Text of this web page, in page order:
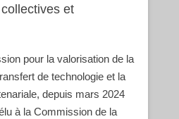
et
pour la valorisation de la
de technologie et la
depuis mars 2024
à la Commission de la